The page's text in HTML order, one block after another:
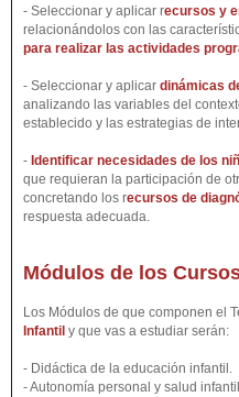
- Seleccionar y aplicar recursos y
relacionándolos con las
para realizar las actividades
- Seleccionar y aplicar dinámicas
analizando las variables del
establecido y las estrategias de
- Identificar necesidades de los
que requieran la participación de
concretando los recursos de
respuesta adecuada.
Módulos de los
Los Módulos de que componen el
Infantil y que vas a estudiar serán:
- Didáctica de la educación infantil.
- Autonomía personal y salud